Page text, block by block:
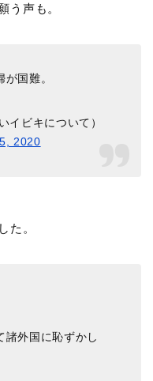
う声も。
国難。
ビキについて）
2020
た。
諸外国に恥ずかし